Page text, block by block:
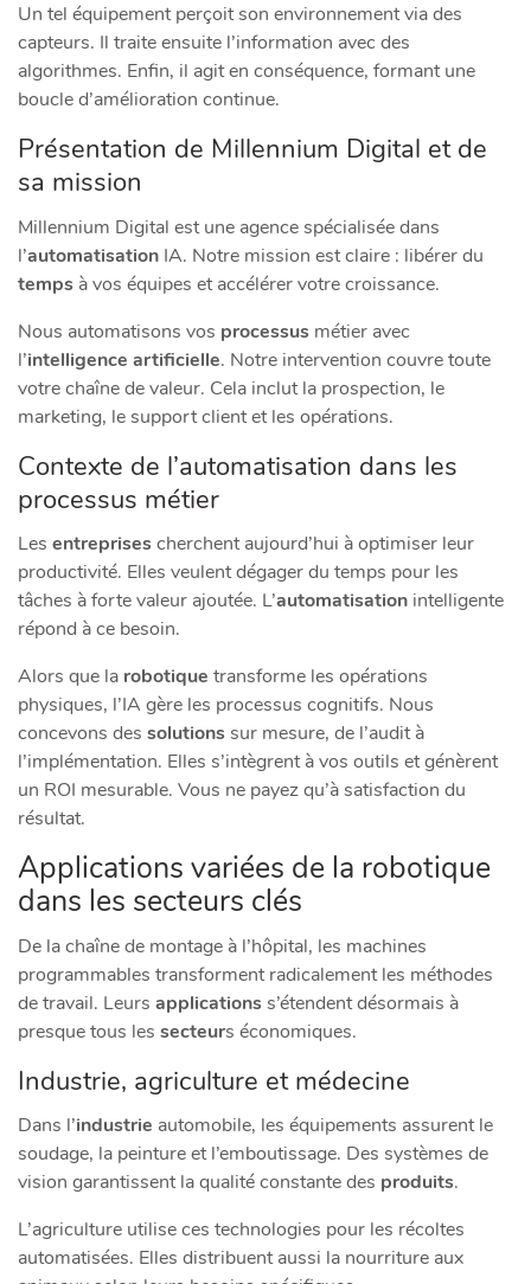
Un tel équipement perçoit son environnement via des
capteurs. Il traite ensuite l’information avec des
algorithmes. Enfin, il agit en conséquence, formant une
boucle d’amélioration continue.
Présentation de Millennium Digital et de
sa mission
Millennium Digital est une agence spécialisée dans
l’automatisation IA. Notre mission est claire : libérer du
temps à vos équipes et accélérer votre croissance.
Nous automatisons vos processus métier avec
l’intelligence artificielle. Notre intervention couvre toute
votre chaîne de valeur. Cela inclut la prospection, le
marketing, le support client et les opérations.
Contexte de l’automatisation dans les
processus métier
Les entreprisescherchent aujourd’hui à optimiser leur
productivité. Elles veulent dégager du temps pour les
tâches à forte valeur ajoutée. L’automatisation intelligente
répond à ce besoin.
Alors que la robotique transforme les opérations
physiques, l’IA gère les processus cognitifs. Nous
concevons des solutionssur mesure, de l’audit à
l’implémentation. Elles s’intègrent à vos outils et génèrent
un ROI mesurable. Vous ne payez qu’à satisfaction du
résultat.
Applications variées de la robotique
dans les secteurs clés
De la chaîne de montage à l’hôpital, les machines
programmables transforment radicalement les méthodes
de travail. Leurs applicationss’étendent désormais à
presque tous les secteurs économiques.
Industrie, agriculture et médecine
Dans l’industrie automobile, les équipements assurent le
soudage, la peinture et l’emboutissage. Des systèmes de
vision garantissent la qualité constante des produits.
L’agriculture utilise ces technologies pour les récoltes
automatisées. Elles distribuent aussi la nourriture aux